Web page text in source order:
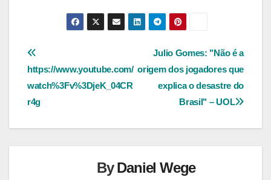
Navegação
de
Post
Julio Gomes: "Não é a
origem dos jogadores que
explica o desastre do
Brasil" – UOL
https://www.youtube.com/
watch%3Fv%3DjeK_04CR
r4g
ByDaniel Wege